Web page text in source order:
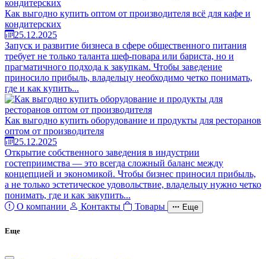
Как выгодно купить оптом от производителя всё для кафе и
кондитерских
25.12.2025
Запуск и развитие бизнеса в сфере общественного питания
требует не только таланта шеф-повара или бариста, но и
прагматичного подхода к закупкам. Чтобы заведение
приносило прибыль, владельцу необходимо четко понимать,
где и как купить...
Как выгодно купить оборудование и продукты для ресторанов
оптом от производителя
25.12.2025
Открытие собственного заведения в индустрии
гостеприимства — это всегда сложный баланс между
концепцией и экономикой. Чтобы бизнес приносил прибыль,
а не только эстетическое удовольствие, владельцу нужно четко
понимать, где и как закупить...
О компании
Контакты Товары Еще
Еще